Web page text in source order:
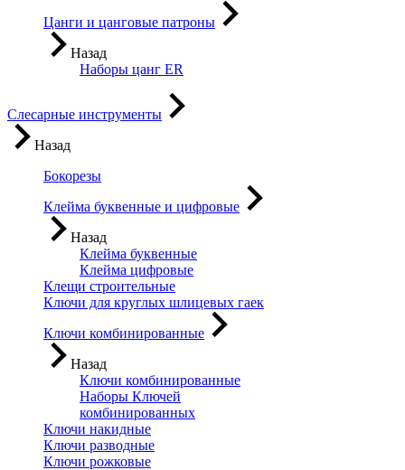
Цанги и цанговые патроны
Назад
Наборы цанг ER
Слесарные инструменты
Назад
Бокорезы
Клейма буквенные и цифровые
Назад
Клейма буквенные
Клейма цифровые
Клещи строительные
Ключи для круглых шлицевых гаек
Ключи комбинированные
Назад
Ключи комбинированные
Наборы Ключей
комбинированных
Ключи накидные
Ключи разводные
Ключи рожковые